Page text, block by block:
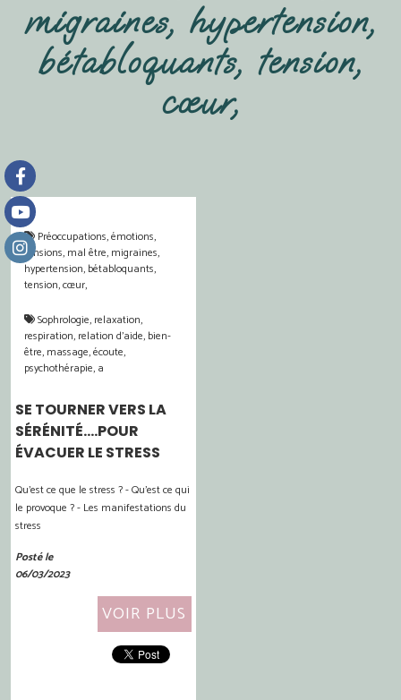
migraines, hypertension,
bétabloquants, tension,
cœur,
SE TOURNER VERS LA
SÉRÉNITÉ....POUR
ÉVACUER LE STRESS
Qu'est ce que le stress ? - Qu'est ce qui
le provoque ? - Les manifestations du
stress
Posté le
06/03/2023
VOIR PLUS
Préoccupations, émotions,
tensions, mal être, migraines,
hypertension, bétabloquants,
tension, cœur,
Sophrologie, relaxation,
respiration, relation d'aide, bien-
être, massage, écoute,
psychothérapie, a